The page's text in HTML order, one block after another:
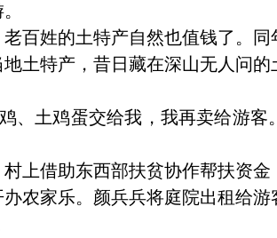
姓的土特产自然也值钱了。同
土特产，昔日藏在深山无人问
土鸡蛋交给我，我再卖给游客
借助东西部扶贫协作帮扶资金
农家乐。颜兵兵将庭院出租给游